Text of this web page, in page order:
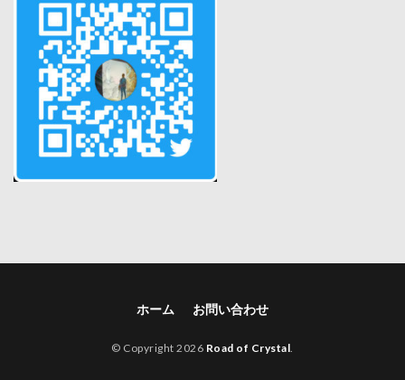
ホーム お問い合わせ
© Copyright 2026 Road of Crystal.